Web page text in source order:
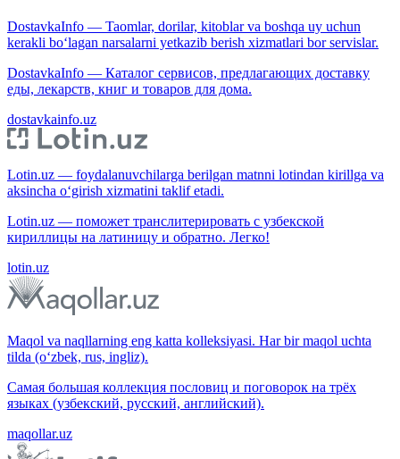
DostavkaInfo — Taomlar, dorilar, kitoblar va boshqa uy uchun
kerakli bo‘lagan narsalarni yetkazib berish xizmatlari bor servislar.
DostavkaInfo — Каталог сервисов, предлагающих доставку
еды, лекарств, книг и товаров для дома.
dostavkainfo.uz
Lotin.uz — foydalanuvchilarga berilgan matnni lotindan kirillga va
aksincha o‘girish xizmatini taklif etadi.
Lotin.uz — поможет транслитерировать с узбекской
кириллицы на латиницу и обратно. Легко!
lotin.uz
Maqol va naqllarning eng katta kolleksiyasi. Har bir maqol uchta
tilda (o‘zbek, rus, ingliz).
Самая большая коллекция пословиц и поговорок на трёх
языках (узбекский, русский, английский).
maqollar.uz